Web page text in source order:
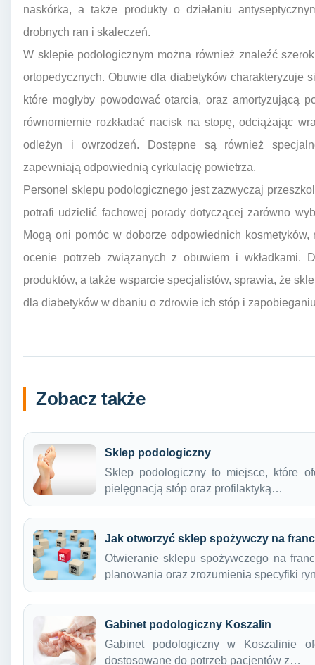
naskórka, a także produkty o działaniu
drobnych ran i skaleczeń.
W sklepie podologicznym można również znaleźć
ortopedycznych. Obuwie dla diabetyków charakteryzuje
które mogłyby powodować otarcia, oraz amortyzującą
równomiernie rozkładać nacisk na stopę, odciążając
odleżyn i owrzodzeń. Dostępne są również
zapewniają odpowiednią cyrkulację powietrza.
Personel sklepu podologicznego jest zazwyczaj
potrafi udzielić fachowej porady dotyczącej zarówno
Mogą oni pomóc w doborze odpowiednich
ocenie potrzeb związanych z obuwiem i wkładkami.
produktów, a także wsparcie specjalistów, sprawia, że
dla diabetyków w dbaniu o zdrowie ich stóp i
Zobacz także
Sklep podologiczny
Sklep podologiczny to miejsce, które
pielęgnacją stóp oraz profilaktyką…
Jak otworzyć sklep spożywczy na
Otwieranie sklepu spożywczego na
planowania oraz zrozumienia specyfiki
Gabinet podologiczny Koszalin
Gabinet podologiczny w Koszalinie
dostosowane do potrzeb pacjentów z…